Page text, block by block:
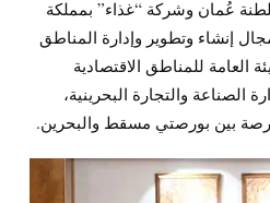
عُمان وشركة “غذاء” بمملكة
إنشاء وتطوير وإدارة المناطق
العامة للمناطق الاقتصادية
الصناعة والتجارة البحرينية،
بين بورصتي مسقط والبحرين.